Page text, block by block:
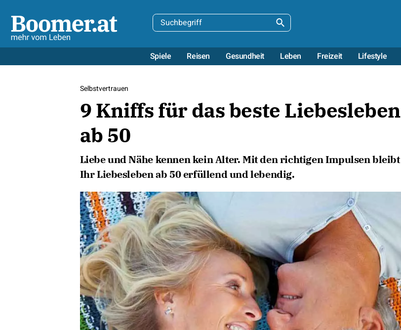
Spiele Reisen Gesundheit Leben Freizeit Lifestyle
Selbstvertrauen
9 Kniffs für das beste Liebesleben
ab 50
Liebe und Nähe kennen kein Alter. Mit den richtigen Impulsen bleibt
Ihr Liebesleben ab 50 erfüllend und lebendig.